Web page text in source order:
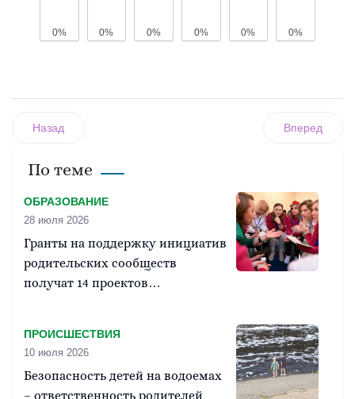
0% 0% 0% 0% 0% 0%
Назад Вперед
По теме
ОБРАЗОВАНИЕ
28 июля 2026
Гранты на поддержку инициатив
родительских сообществ
получат 14 проектов
ПРОИСШЕСТВИЯ
10 июля 2026
Безопасность детей на водоемах
– ответственность родителей